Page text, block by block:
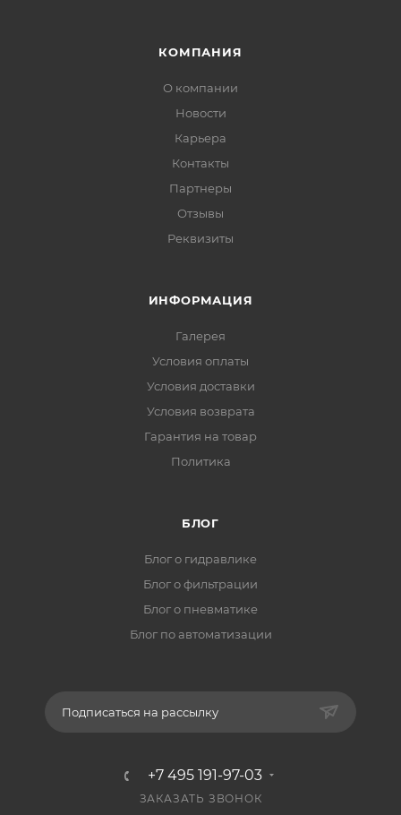
КОМПАНИЯ
О компании
Новости
Карьера
Контакты
Партнеры
Отзывы
Реквизиты
ИНФОРМАЦИЯ
Галерея
Условия оплаты
Условия доставки
Условия возврата
Гарантия на товар
Политика
БЛОГ
Блог о гидравлике
Блог о фильтрации
Блог о пневматике
Блог по автоматизации
Подписаться на рассылку
+7 495 191-97-03
ЗАКАЗАТЬ ЗВОНОК